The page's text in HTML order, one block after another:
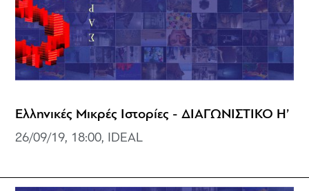
Ελληνικές Μικρές Ιστορίες - ΔΙΑΓΩΝΙΣΤΙΚΟ Η’
26/09/19, 18:00, IDEAL